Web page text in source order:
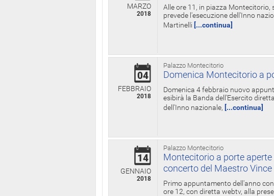
MARZO
2018
Alle ore 11, in piazza
prevede l'esecuzione dell'Inno
Martinelli [...continua]
Palazzo Montecitorio
04
FEBBRAIO
2018
Domenica Montecitorio a
Domenica 4 febbraio nuovo
esibirà la Banda dell'Esercito
dell'Inno nazionale, [...continua]
Palazzo Montecitorio
14
GENNAIO
2018
Montecitorio a porte
concerto del Maestro
Primo appuntamento dell'anno
ore 12, con diretta webtv, alla